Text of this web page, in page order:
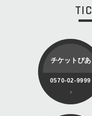
チケットぴあ
0570-02-9999